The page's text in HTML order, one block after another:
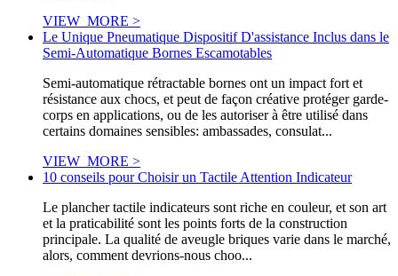
VIEW_MORE >
Le Unique Pneumatique Dispositif D'assistance Inclus dans le
Semi-Automatique Bornes Escamotables
Semi-automatique rétractable bornes ont un impact fort et
résistance aux chocs, et peut de façon créative protéger garde-
corps en applications, ou de les autoriser à être utilisé dans
certains domaines sensibles: ambassades, consulat...
VIEW_MORE >
10 conseils pour Choisir un Tactile Attention Indicateur
Le plancher tactile indicateurs sont riche en couleur, et son art
et la praticabilité sont les points forts de la construction
principale. La qualité de aveugle briques varie dans le marché,
alors, comment devrions-nous choo...